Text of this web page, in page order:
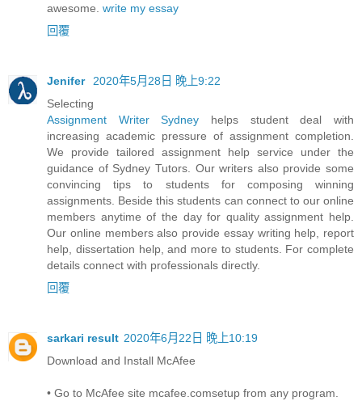
awesome. write my essay
回覆
Jenifer
2020年5月28日 晚上9:22
Selecting
Assignment Writer Sydney helps student deal with
increasing academic pressure of assignment completion.
We provide tailored assignment help service under the
guidance of Sydney Tutors. Our writers also provide some
convincing tips to students for composing winning
assignments. Beside this students can connect to our online
members anytime of the day for quality assignment help.
Our online members also provide essay writing help, report
help, dissertation help, and more to students. For complete
details connect with professionals directly.
回覆
sarkari result 2020年6月22日 晚上10:19
Download and Install McAfee
• Go to McAfee site mcafee.comsetup from any program.